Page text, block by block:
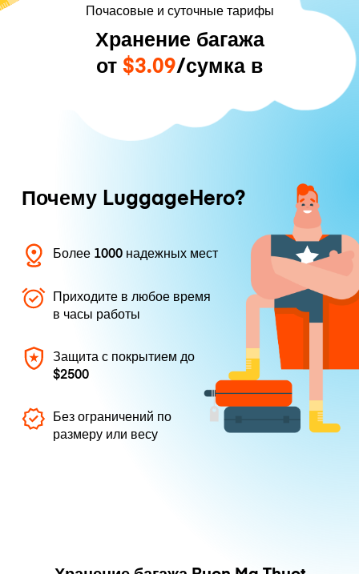
Почасовые и суточные тарифы
Хранение багажа
от $3.09/сумка в
Почему LuggageHero?
Более 1000 надежных мест
Приходите в любое время
в часы работы
Защита с покрытием до
$2500
Без ограничений по
размеру или весу